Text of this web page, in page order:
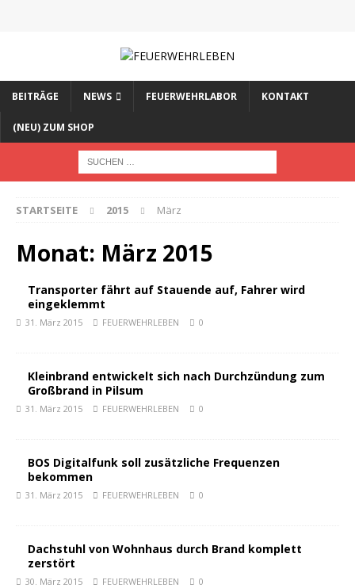
BEITRÄGE NEWS FEUERWEHRLABOR KONTAKT
(NEU) ZUM SHOP
STARTSEITE 2015 März
Monat: März 2015
Transporter fährt auf Stauende auf, Fahrer wird
eingeklemmt
31. März 2015 FEUERWEHRLEBEN 0
Kleinbrand entwickelt sich nach Durchzündung zum
Großbrand in Pilsum
31. März 2015 FEUERWEHRLEBEN 0
BOS Digitalfunk soll zusätzliche Frequenzen
bekommen
31. März 2015 FEUERWEHRLEBEN 0
Dachstuhl von Wohnhaus durch Brand komplett
zerstört
30. März 2015 FEUERWEHRLEBEN 0